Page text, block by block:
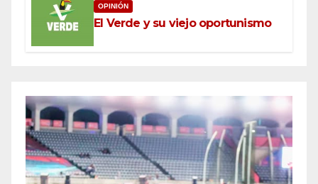
OPINIÓN
El Verde y su viejo oportunismo